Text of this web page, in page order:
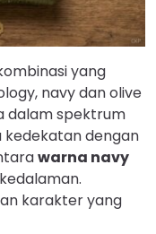
yang
navy dan olive
dalam spektrum
kedekatan dengan
warna navy
karakter yang